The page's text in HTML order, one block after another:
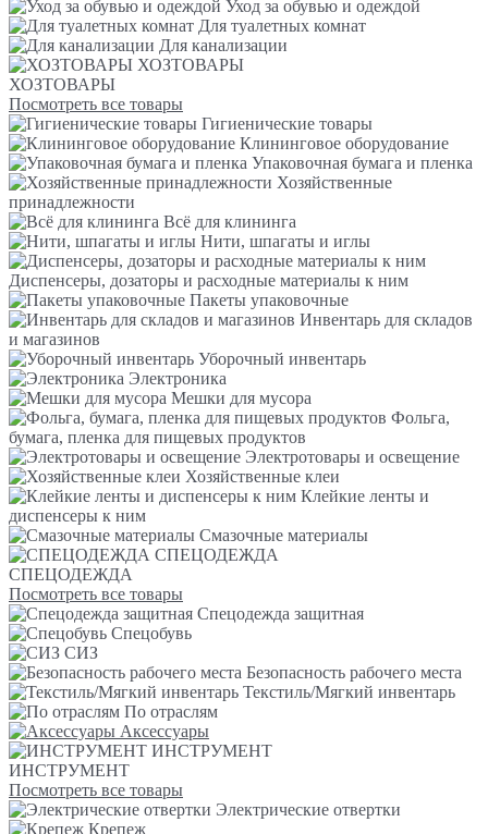
Уход за обувью и одеждой
Для туалетных комнат
Для канализации
ХОЗТОВАРЫ
ХОЗТОВАРЫ
Посмотреть все товары
Гигиенические товары
Клининговое оборудование
Упаковочная бумага и пленка
Хозяйственные
принадлежности
Всё для клининга
Нити, шпагаты и иглы
Диспенсеры, дозаторы и расходные материалы к ним
Пакеты упаковочные
Инвентарь для складов
и магазинов
Уборочный инвентарь
Электроника
Мешки для мусора
Фольга,
бумага, пленка для пищевых продуктов
Электротовары и освещение
Хозяйственные клеи
Клейкие ленты и
диспенсеры к ним
Смазочные материалы
СПЕЦОДЕЖДА
СПЕЦОДЕЖДА
Посмотреть все товары
Спецодежда защитная
Спецобувь
СИЗ
Безопасность рабочего места
Текстиль/Мягкий инвентарь
По отраслям
Аксессуары
ИНСТРУМЕНТ
ИНСТРУМЕНТ
Посмотреть все товары
Электрические отвертки
Крепеж